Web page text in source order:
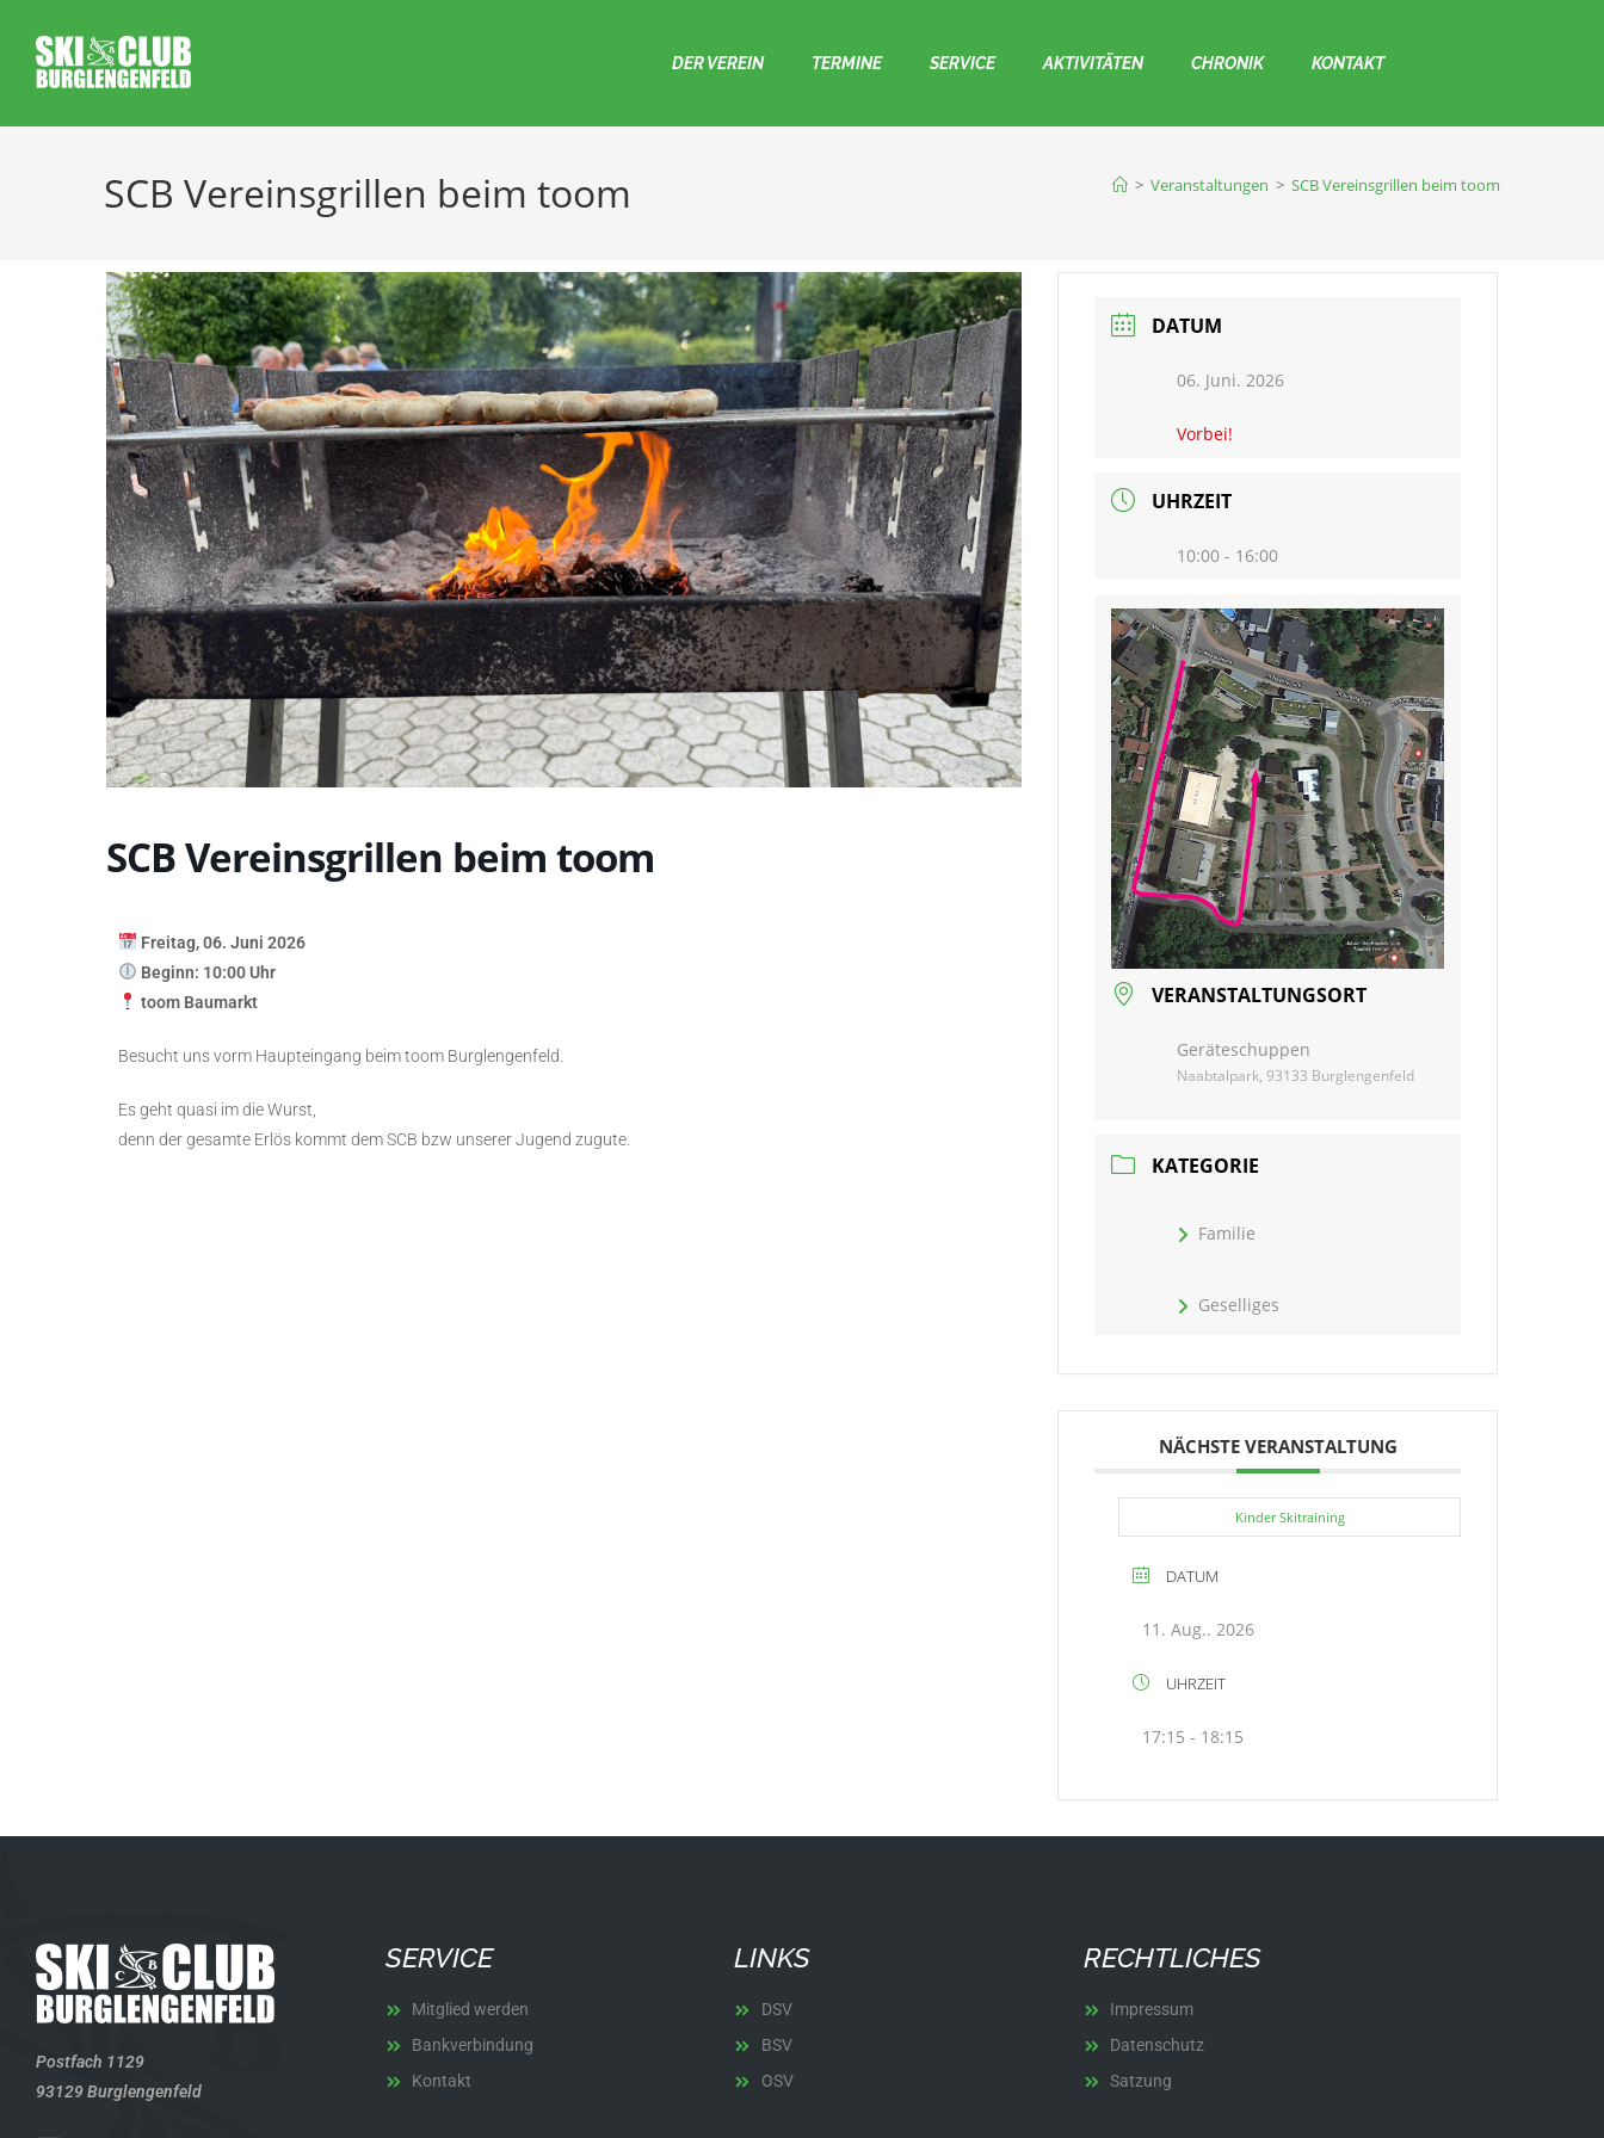
DER VEREIN TERMINE SERVICE AKTIVITÄTEN CHRONIK KONTAKT
SCB Vereinsgrillen beim toom > Veranstaltungen > SCB Vereinsgrillen beim toom
SCB Vereinsgrillen beim toom
Freitag, 06. Juni 2026
Beginn: 10:00 Uhr
toom Baumarkt
Besucht uns vorm Haupteingang beim toom Burglengenfeld.
Es geht quasi im die Wurst,
denn der gesamte Erlös kommt dem SCB bzw unserer Jugend zugute.
DATUM
06. Juni. 2026
Vorbei!
UHRZEIT
10:00 - 16:00
VERANSTALTUNGSORT
Geräteschuppen
Naabtalpark, 93133 Burglengenfeld
KATEGORIE
Familie
Geselliges
NÄCHSTE VERANSTALTUNG
Kinder Skitraining
DATUM
11. Aug.. 2026
UHRZEIT
17:15 - 18:15
Postfach 1129
93129 Burglengenfeld
SERVICE
Mitglied werden
Bankverbindung
Kontakt
LINKS
DSV
BSV
OSV
RECHTLICHES
Impressum
Datenschutz
Satzung